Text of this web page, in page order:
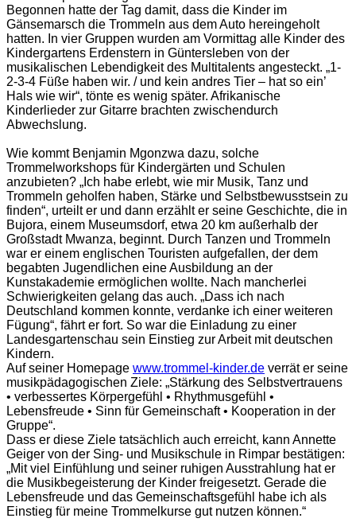
Begonnen hatte der Tag damit, dass die Kinder im
Gänsemarsch die Trommeln aus dem Auto hereingeholt
hatten. In vier Gruppen wurden am Vormittag alle Kinder des
Kindergartens Erdenstern in Güntersleben von der
musikalischen Lebendigkeit des Multitalents angesteckt. „1-
2-3-4 Füße haben wir. / und kein andres Tier – hat so ein’
Hals wie wir“, tönte es wenig später. Afrikanische
Kinderlieder zur Gitarre brachten zwischendurch
Abwechslung.
Wie kommt Benjamin Mgonzwa dazu, solche
Trommelworkshops für Kindergärten und Schulen
anzubieten? „Ich habe erlebt, wie mir Musik, Tanz und
Trommeln geholfen haben, Stärke und Selbstbewusstsein zu
finden“, urteilt er und dann erzählt er seine Geschichte, die in
Bujora, einem Museumsdorf, etwa 20 km außerhalb der
Großstadt Mwanza, beginnt. Durch Tanzen und Trommeln
war er einem englischen Touristen aufgefallen, der dem
begabten Jugendlichen eine Ausbildung an der
Kunstakademie ermöglichen wollte. Nach mancherlei
Schwierigkeiten gelang das auch. „Dass ich nach
Deutschland kommen konnte, verdanke ich einer weiteren
Fügung“, fährt er fort. So war die Einladung zu einer
Landesgartenschau sein Einstieg zur Arbeit mit deutschen
Kindern.
Auf seiner Homepage www.trommel-kinder.de verrät er seine
musikpädagogischen Ziele: „Stärkung des Selbstvertrauens
• verbessertes Körpergefühl • Rhythmusgefühl •
Lebensfreude • Sinn für Gemeinschaft • Kooperation in der
Gruppe“.
Dass er diese Ziele tatsächlich auch erreicht, kann Annette
Geiger von der Sing- und Musikschule in Rimpar bestätigen:
„Mit viel Einfühlung und seiner ruhigen Ausstrahlung hat er
die Musikbegeisterung der Kinder freigesetzt. Gerade die
Lebensfreude und das Gemeinschaftsgefühl habe ich als
Einstieg für meine Trommelkurse gut nutzen können.“